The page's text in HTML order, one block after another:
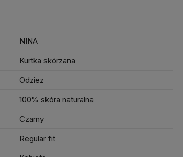
NINA
Kurtka skórzana
Odziez
100% skóra naturalna
Czarny
Regular fit